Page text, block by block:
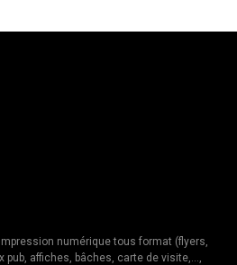
numérique tous format (flyers,
affiches, bâches, carte de visite,…,